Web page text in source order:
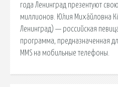
года Ленинград презентуют
миллионов. Ю́лия Миха́йловна
Ленинград) — российская
программа, предназначенная
MMS на мобильные телефоны.